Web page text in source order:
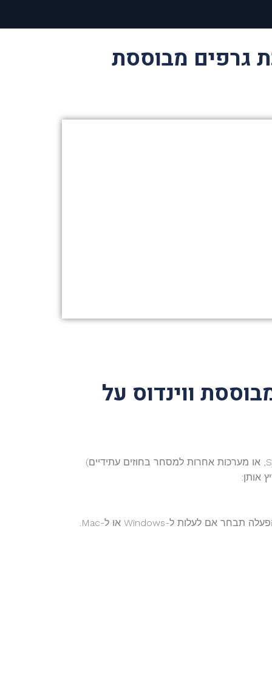
גרפים מבוססת
ווינדוס על
מכיוון שמערכת הגרפים שאתה מתכוון אליה (כמו Sierra Chart, NinjaTrader, או מערכות אחרות למסחר בחוזים עתידיים)